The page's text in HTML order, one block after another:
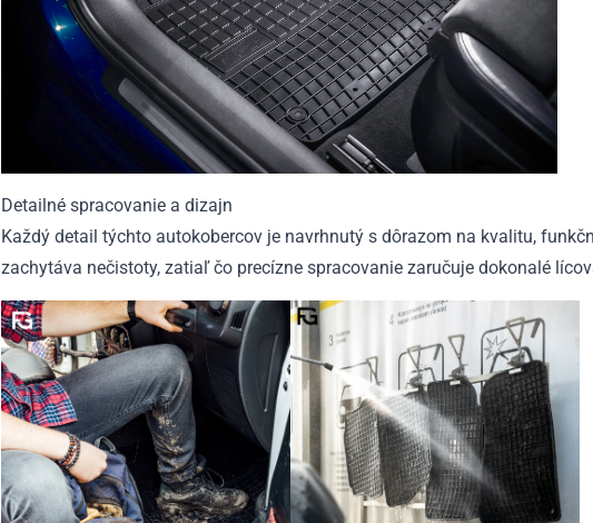
Detailné spracovanie a dizajn
Každý detail týchto autokobercov je navrhnutý s dôrazom na kvalitu,
zachytáva nečistoty, zatiaľ čo precízne spracovanie zaručuje dokonalé